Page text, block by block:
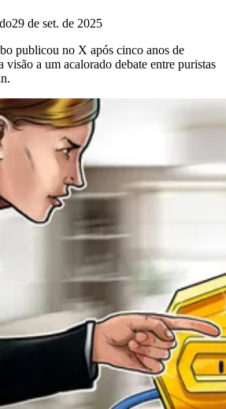
29 de set. de 2025
publicou no X após cinco anos de
visão a um acalorado debate entre puristas